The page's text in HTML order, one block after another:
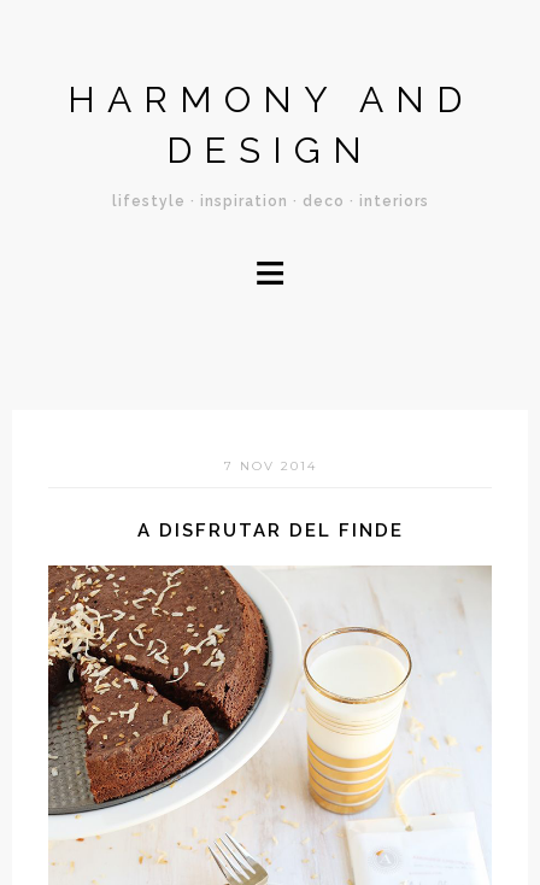
HARMONY AND
DESIGN
lifestyle · inspiration · deco · interiors
≡
7 NOV 2014
A DISFRUTAR DEL FINDE